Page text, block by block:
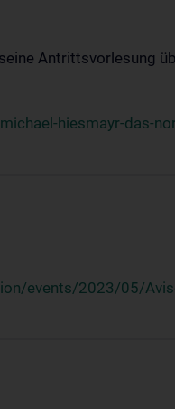
Antrittsvorlesung
hiesmayr-das-
events/2023/05/